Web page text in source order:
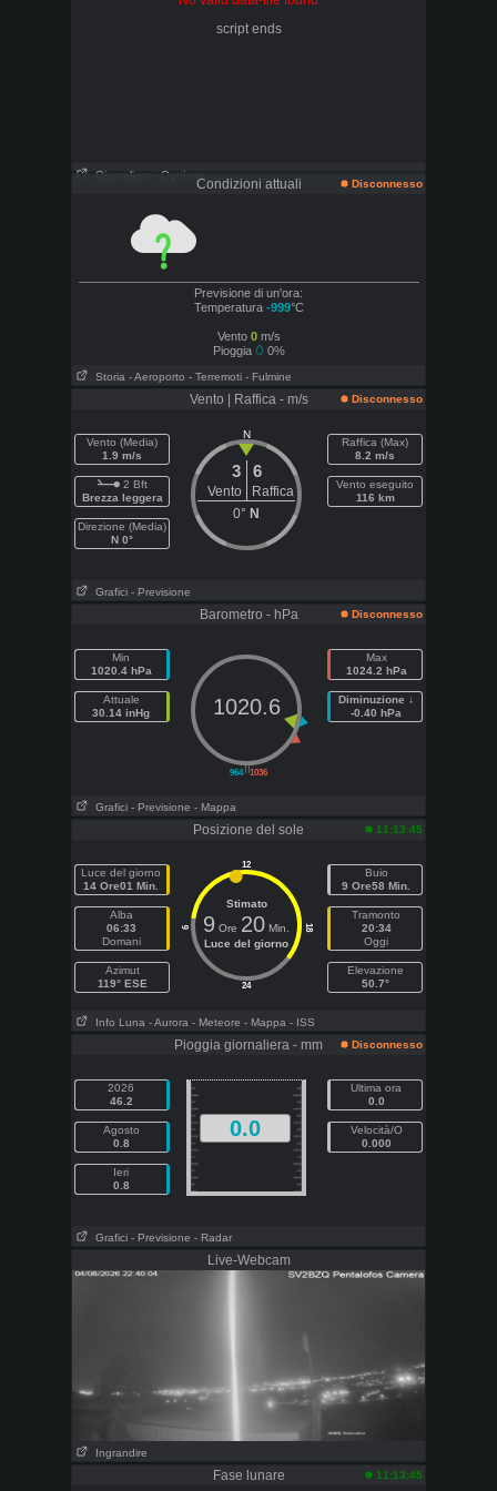
script ends
Giornaliero - Ogni ora
Condizioni attuali Disconnesso
Previsione di un'ora:
Temperatura -999°C
Vento 0m/s
Pioggia
0%
Storia - Aeroporto - Terremoti - Fulmine
Vento | Raffica - m/s Disconnesso
Vento (Media)
1.9 m/s
2 Bft
Brezza leggera
Direzione (Media)
N 0°
N
3 6
Vento
Raffica
0° N
Raffica (Max)
8.2 m/s
Vento eseguito
116 km
Grafici - Previsione
Barometro - hPa Disconnesso
Min
1020.4 hPa
Attuale
30.14 inHg
||
964 1036
1020.6
Max
1024.2 hPa
Diminuzione ↓
-0.40 hPa
Grafici - Previsione - Mappa
Posizione del sole 11:13:45
Luce del giorno
14 Ore01 Min.
Alba
06:33
Domani
Azimut
119° ESE
12
24
6 18
Stimato
9 Ore 20 Min.
Luce del giorno
Buio
9 Ore58 Min.
Tramonto
20:34
Oggi
Elevazione
50.7°
Info Luna - Aurora - Meteore - Mappa - ISS
Pioggia giornaliera - mm Disconnesso
2026
46.2
Agosto
0.8
Ieri
0.8
0.0
Ultima ora
0.0
Velocità/O
0.000
Grafici - Previsione - Radar
Live-Webcam
Ingrandire
Fase lunare 11:13:45